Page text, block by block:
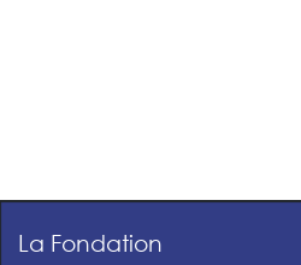
La Fondation